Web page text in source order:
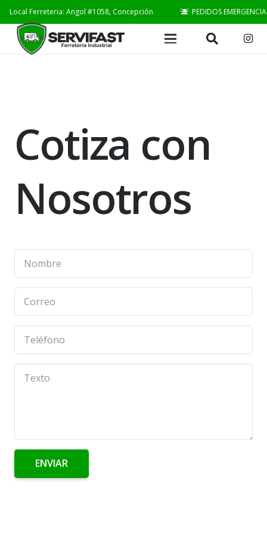
Local Ferreteria: Angol #1058, Concepción PEDIDOS EMERGENCIA
Cotiza con
Nosotros
ENVIAR